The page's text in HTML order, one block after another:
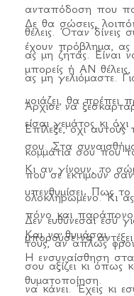
ανταπόδοση που
θέλεις. Όταν δίνεις
ας μη ζητάς. Είναι
ας μη γελιόμαστε.
νοιάζει, θα πρέπει
είσαι γεμάτος κι
σου. Στα
Κι αν γίνουν, το
υπενθυμίσει. Πως
πόνο και
μπορούσε να αντέξει.
Δε θα σώσεις,
έχουν πρόβλημα,
μπορείς ή ΑΝ
Άρχισε να
Επίλεξε, οχι αυτούς
κομμάτια σου που
που σε εκτιμούν
ολοκληρωμένο. Κι
Δεν ευθύνεσαι εσύ
τους, αν απλώς
σου αξίζει κι όπως
να κάνει. Έχεις κι
Και να θυμάσαι.
Η ενσυναίσθηση
θυματοποίηση.